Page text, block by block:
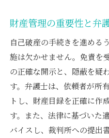
財産管理の重要性と弁
自己破産の手続きを進める
施は欠かせません。免責を
の正確な開示と、隠蔽を疑
す。弁護士は、依頼者が所
トし、財産目録を正確に作
す。また、法律に基づいた
バイスし、裁判所への提出